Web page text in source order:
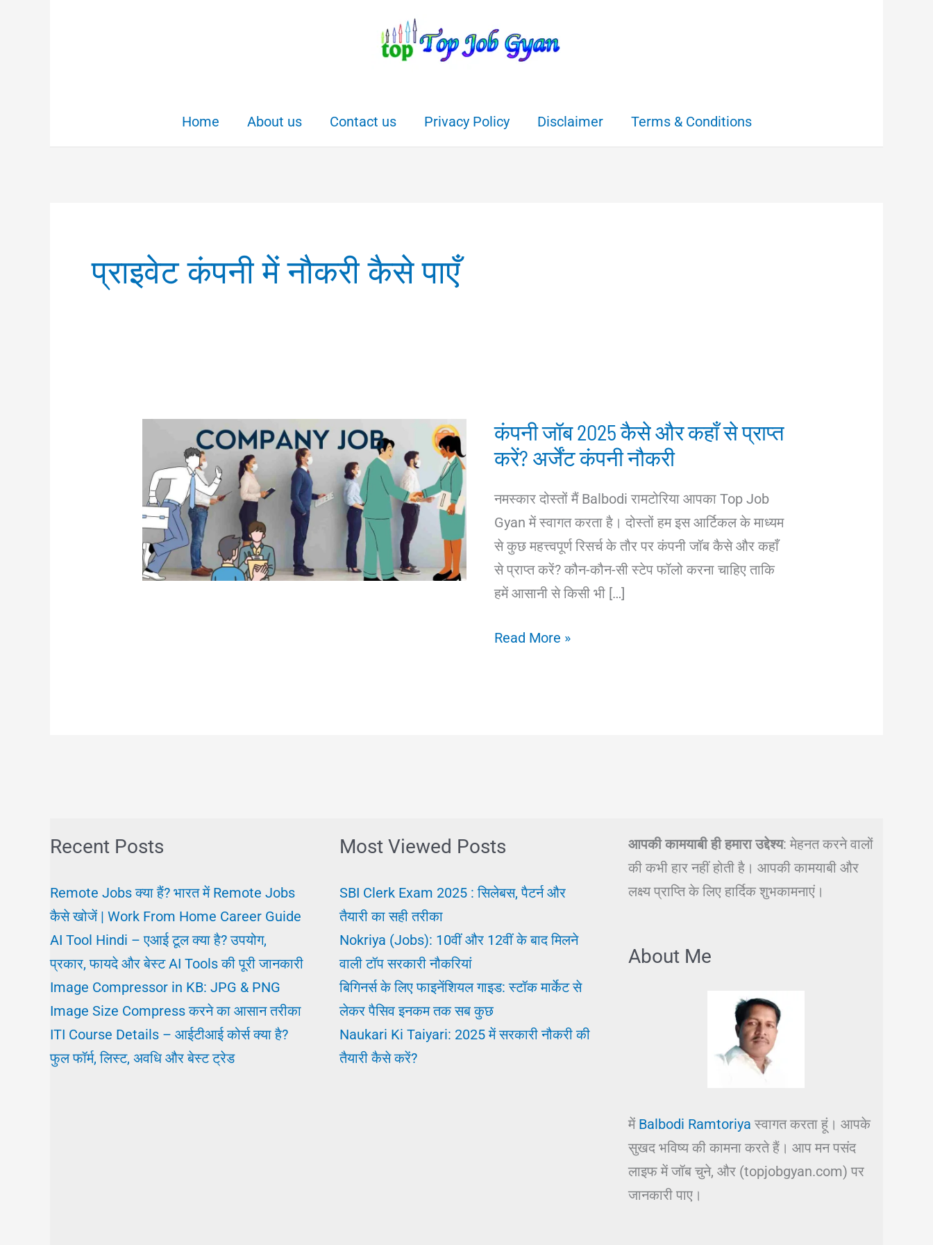
Home About us Contact us Privacy Policy Disclaimer Terms & Conditions
प्राइवेट कंपनी में नौकरी कैसे पाएँ
कंपनी जॉब 2025 कैसे और कहाँ से प्राप्त
करें? अर्जेंट कंपनी नौकरी
नमस्कार दोस्तों मैं Balbodi रामटोरिया आपका Top Job
Gyan में स्वागत करता है। दोस्तों हम इस आर्टिकल के माध्यम
से कुछ महत्त्वपूर्ण रिसर्च के तौर पर कंपनी जॉब कैसे और कहाँ
से प्राप्त करें? कौन-कौन-सी स्टेप फॉलो करना चाहिए ताकि
हमें आसानी से किसी भी […]
कंपनी
अर्जेंट
नौकरी
Read More »
Recent Posts
Remote Jobs क्या हैं? भारत में Remote Jobs
कैसे खोजें | Work From Home Career Guide
AI Tool Hindi – एआई टूल क्या है? उपयोग,
प्रकार, फायदे और बेस्ट AI Tools की पूरी जानकारी
Image Compressor in KB: JPG & PNG
Image Size Compress करने का आसान तरीका
ITI Course Details – आईटीआई कोर्स क्या है?
फुल फॉर्म, लिस्ट, अवधि और बेस्ट ट्रेड
Most Viewed Posts
SBI Clerk Exam 2025 : सिलेबस, पैटर्न और
तैयारी का सही तरीका
Nokriya (Jobs): 10वीं और 12वीं के बाद मिलने
वाली टॉप सरकारी नौकरियां
बिगिनर्स के लिए फाइनेंशियल गाइड: स्टॉक मार्केट से
लेकर पैसिव इनकम तक सब कुछ
Naukari Ki Taiyari: 2025 में सरकारी नौकरी की
तैयारी कैसे करें?
आपकी कामयाबी ही हमारा उद्देश्य: मेहनत करने वालों
की कभी हार नहीं होती है। आपकी कामयाबी और
लक्ष्य प्राप्ति के लिए हार्दिक शुभकामनाएं।
About Me
में Balbodi Ramtoriya स्वागत करता हूं। आपके
सुखद भविष्य की कामना करते हैं। आप मन पसंद
लाइफ में जॉब चुने, और (topjobgyan.com) पर
जानकारी पाए।